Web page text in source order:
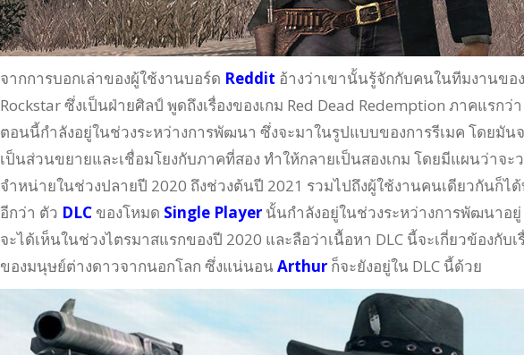
จากการบอกเล่าของผู้ใช้งานบอร์ด Reddit อ้างว่าเขานั้นรู้จักกับคนในทีมงานของ
Rockstar ซึ่งเป็นฝ่ายศิลป์ พูดถึงเรื่องของเกม Red Dead Redemption ภาคแรกว่า
ตอนนี้กำลังอยู่ในช่วงระหว่างการพัฒนา ซึ่งจะมาในรูปแบบของการรีเมค โดยมัน
เป็นส่วนขยายและเชื่อมโยงกับภาคที่สอง ทำให้กลายเป็นสองเกม โดยมีแผนว่าจะ
จำหน่ายในช่วงปลายปี 2020 ถึงช่วงต้นปี 2021 รวมไปถึงผู้ใช้งานคนเดียวกันก็ไ
อีกว่า ตัว DLCของโหมด Single Playerนั้นกำลังอยู่ในช่วงระหว่างการพัฒนาอยู่
จะได้เห็นในช่วงไตรมาสแรกของปี 2020 และลือว่าเนื้อหา DLC นี้จะเกี่ยวข้องกับเ
ของมนุษย์ต่างดาวจากนอกโลก ซึ่งแน่นอน Arthurก็จะยังอยู่ใน DLC นี้ด้วย